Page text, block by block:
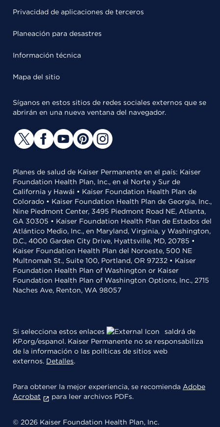
Privacidad de aplicaciones de terceros
Planeación para desastres
Información técnica
Mapa del sitio
Síganos en estos sitios de redes sociales externos que se
abrirán en una nueva ventana del navegador.
Planes de salud de Kaiser Permanente en el país: Kaiser
Foundation Health Plan, Inc., en el Norte y Sur de
California y Hawái • Kaiser Foundation Health Plan de
Colorado • Kaiser Foundation Health Plan de Georgia, Inc.,
Nine Piedmont Center, 3495 Piedmont Road NE, Atlanta,
GA 30305 • Kaiser Foundation Health Plan de Estados del
Atlántico Medio, Inc., en Maryland, Virginia, y Washington,
D.C., 4000 Garden City Drive, Hyattsville, MD, 20785 •
Kaiser Foundation Health Plan del Noroeste, 500 NE
Multnomah St., Suite 100, Portland, OR 97232 • Kaiser
Foundation Health Plan of Washington or Kaiser
Foundation Health Plan of Washington Options, Inc., 2715
Naches Ave, Renton, WA 98057
Si selecciona estos enlaces
saldrá de
KP.org/espanol. Kaiser Permanente no se responsabiliza
de la información o las políticas de sitios web
externos. Detalles.
Para obtener la mejor experiencia, se recomienda Adobe
Acrobat
para leer archivos PDFs.
© 2026 Kaiser Foundation Health Plan, Inc.